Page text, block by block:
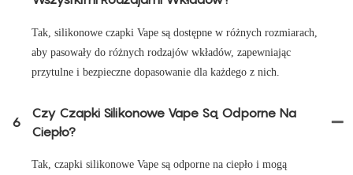
Tak, silikonowe czapki Vape są dostępne w różnych rozmiarach,
aby pasowały do ​​różnych rodzajów wkładów, zapewniając
przytulne i bezpieczne dopasowanie dla każdego z nich.
6
Czy Czapki Silikonowe Vape Są Odporne Na
Ciepło?
Tak, czapki silikonowe Vape są odporne na ciepło i mogą